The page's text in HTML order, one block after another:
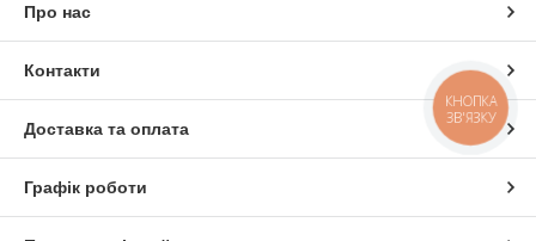
Про нас
Контакти
Доставка та оплата
Графік роботи
КНОПКА
ЗВ'ЯЗКУ